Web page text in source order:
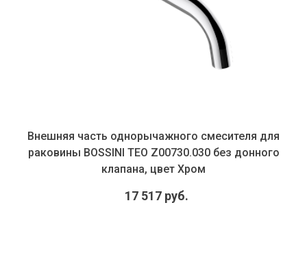
Внешняя часть однорычажного смесителя для
раковины BOSSINI TEO Z00730.030 без донного
клапана, цвет Хром
17 517 руб.